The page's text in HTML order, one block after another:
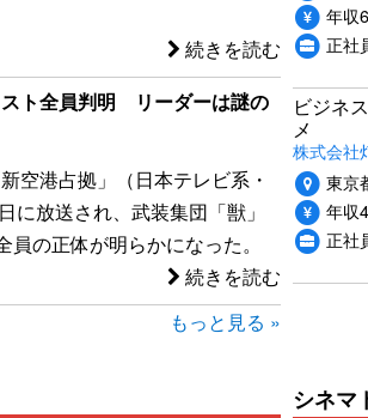
続きを読む
スト全員判明 リーダーは謎の
空港占拠」（日本テレビ系・
放送され、武装集団「獣」
の正体が明らかになった。
続きを読む
もっと見る »
年収
正社
ビジネ
メ
株式会社
東京
年収
正社
シネマ